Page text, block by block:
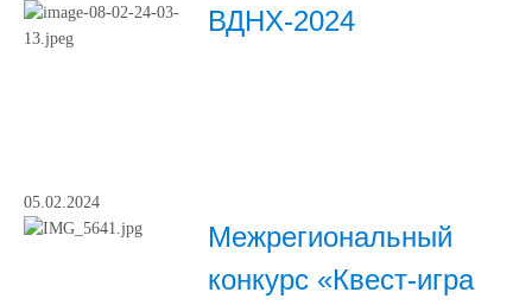
ВДНХ-2024
05.02.2024
Межрегиональный
конкурс «Квест-игра